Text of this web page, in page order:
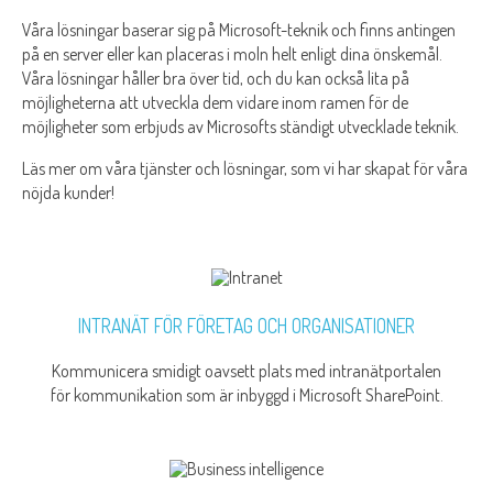
Våra lösningar baserar sig på Microsoft-teknik och finns antingen
på en server eller kan placeras i moln helt enligt dina önskemål.
Våra lösningar håller bra över tid, och du kan också lita på
möjligheterna att utveckla dem vidare inom ramen för de
möjligheter som erbjuds av Microsofts ständigt utvecklade teknik.
Läs mer om våra tjänster och lösningar, som vi har skapat för våra
nöjda kunder!
INTRANÄT FÖR FÖRETAG OCH ORGANISATIONER
Kommunicera smidigt oavsett plats med intranätportalen
för kommunikation som är inbyggd i Microsoft SharePoint.